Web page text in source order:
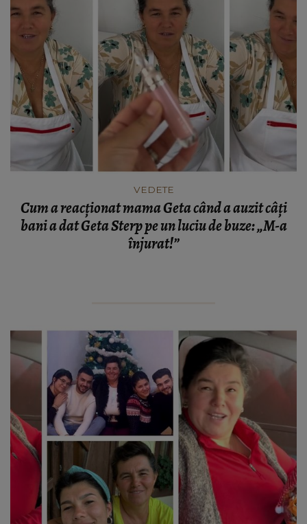
VEDETE
Cum a reacționat mama Geta când a auzit câți
bani a dat Geta Sterp pe un luciu de buze: „M-a
înjurat!”